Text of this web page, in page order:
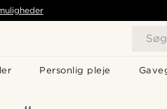
Søg
Personlig pleje